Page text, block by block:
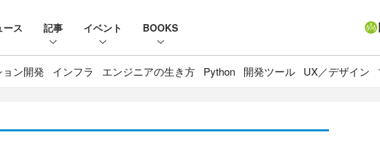
ース 記事 イベント BOOKS
ン開発 インフラ エンジニアの生き方 Python 開発ツール UX／デザイン